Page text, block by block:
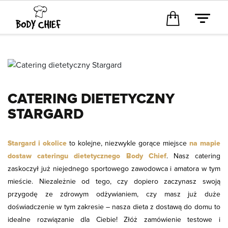
CATERING DIETETYCZNY
STARGARD
Stargard i okolice to kolejne, niezwykle gorące miejsce na mapie
dostaw cateringu dietetycznego Body Chief. Nasz catering
zaskoczył już niejednego sportowego zawodowca i amatora w tym
mieście. Niezależnie od tego, czy dopiero zaczynasz swoją
przygodę ze zdrowym odżywianiem, czy masz już duże
doświadczenie w tym zakresie – nasza dieta z dostawą do domu to
idealne rozwiązanie dla Ciebie! Złóż zamówienie testowe i